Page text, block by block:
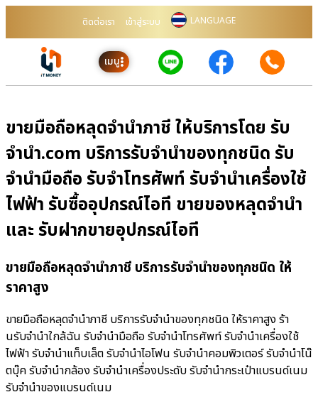
ติดต่อเรา เข้าสู่ระบบ LANGUAGE
เมนู
ขายมือถือหลุดจำนำภาชี ให้บริการโดย รับ
จํานํา.com บริการรับจำนำของทุกชนิด รับ
จำนำมือถือ รับจำโทรศัพท์ รับจำนำเครื่องใช้
ไฟฟ้า รับซื้ออุปกรณ์ไอที ขายของหลุดจำนำ
และ รับฝากขายอุปกรณ์ไอที
ขายมือถือหลุดจำนำภาชี บริการรับจำนำของทุกชนิด ให้
ราคาสูง
ขายมือถือหลุดจำนำภาชี บริการรับจำนำของทุกชนิด ให้ราคาสูง ร้า
นรับจํานําใกล้ฉัน รับจำนำมือถือ รับจำนำโทรศัพท์ รับจำนำเครื่องใช้
ไฟฟ้า รับจำนำแท็บเล็ต รับจำนำไอโฟน รับจำนำคอมพิวเตอร์ รับจำนำโน๊
ตบุ๊ค รับจำนำกล้อง รับจำนำเครื่องประดับ รับจำนำกระเป๋าแบรนด์เนม
รับจำนำของแบรนด์เนม